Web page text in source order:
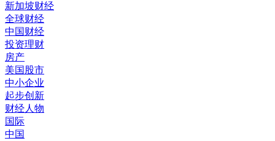
新加坡财经
全球财经
中国财经
投资理财
房产
美国股市
中小企业
起步创新
财经人物
国际
中国